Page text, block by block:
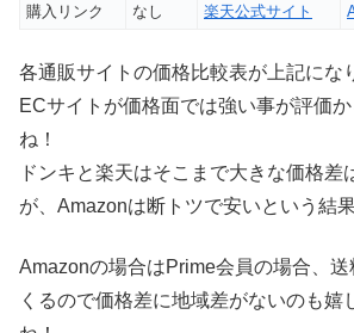
購入リンク
なし 楽天公式サイト
各通販サイトの価格比較表が上記にな
ECサイトが価格面では強い事が評価
ね！
ドンキと楽天はそこまで大きな価格差
が、Amazonは断トツで安いという結
Amazonの場合はPrime会員の場合、
くるので価格差に地域差がないのも嬉